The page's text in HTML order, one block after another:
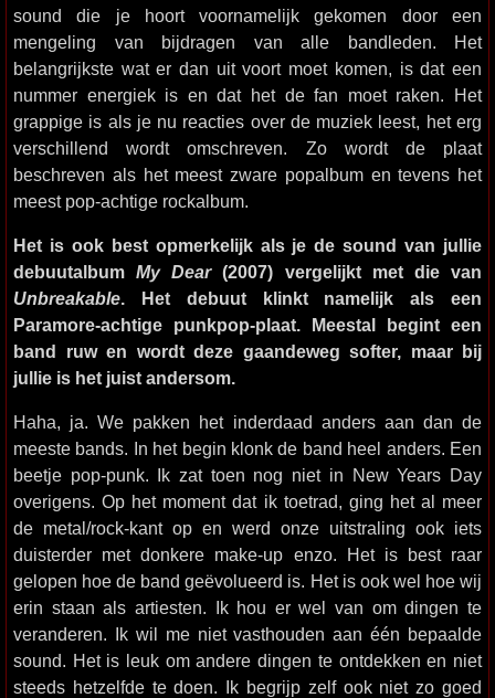
sound die je hoort voornamelijk gekomen door een
mengeling van bijdragen van alle bandleden. Het
belangrijkste wat er dan uit voort moet komen, is dat een
nummer energiek is en dat het de fan moet raken. Het
grappige is als je nu reacties over de muziek leest, het erg
verschillend wordt omschreven. Zo wordt de plaat
beschreven als het meest zware popalbum en tevens het
meest pop-achtige rockalbum.
Het is ook best opmerkelijk als je de sound van jullie
debuutalbumMy Dear(2007) vergelijkt met die van
Unbreakable . Het debuut klinkt namelijk als een
Paramore-achtige punkpop-plaat. Meestal begint een
band ruw en wordt deze gaandeweg softer, maar bij
jullie is het juist andersom.
Haha, ja. We pakken het inderdaad anders aan dan de
meeste bands. In het begin klonk de band heel anders. Een
beetje pop-punk. Ik zat toen nog niet in New Years Day
overigens. Op het moment dat ik toetrad, ging het al meer
de metal/rock-kant op en werd onze uitstraling ook iets
duisterder met donkere make-up enzo. Het is best raar
gelopen hoe de band geëvolueerd is. Het is ook wel hoe wij
erin staan als artiesten. Ik hou er wel van om dingen te
veranderen. Ik wil me niet vasthouden aan één bepaalde
sound. Het is leuk om andere dingen te ontdekken en niet
steeds hetzelfde te doen. Ik begrijp zelf ook niet zo goed